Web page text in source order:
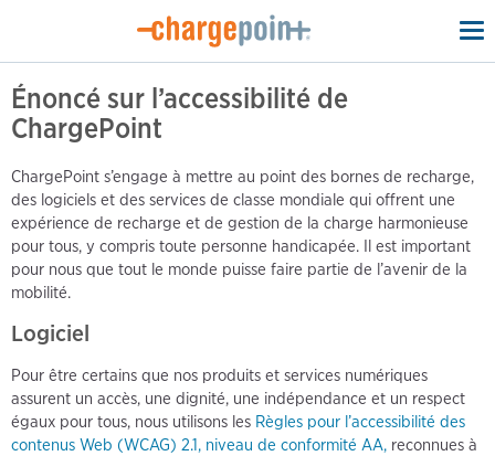
Énoncé sur l’accessibilité de
ChargePoint
ChargePoint s’engage à mettre au point des bornes de recharge,
des logiciels et des services de classe mondiale qui offrent une
expérience de recharge et de gestion de la charge harmonieuse
pour tous, y compris toute personne handicapée. Il est important
pour nous que tout le monde puisse faire partie de l’avenir de la
mobilité.
Logiciel
Pour être certains que nos produits et services numériques
assurent un accès, une dignité, une indépendance et un respect
égaux pour tous, nous utilisons les Règles pour l’accessibilité des
contenus Web (WCAG) 2.1, niveau de conformité AA, reconnues à